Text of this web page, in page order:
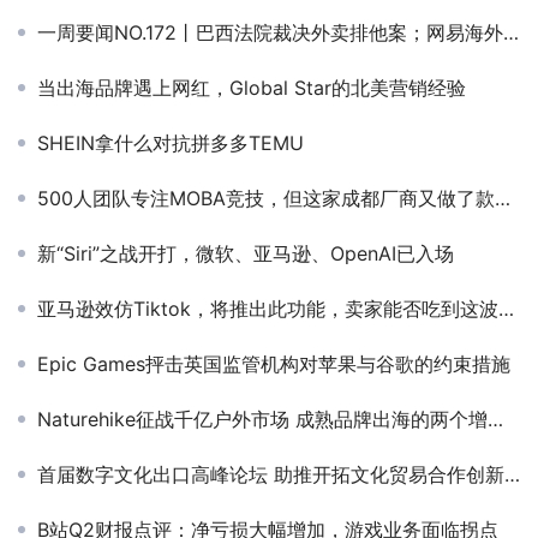
一周要闻NO.172丨巴西法院裁决外卖排他案；网易海外工作室在研3A游戏；阿里夸克“C计划”浮出水面；OpenAI收购前苹果团队
当出海品牌遇上网红，Global Star的北美营销经验
SHEIN拿什么对抗拼多多TEMU
500人团队专注MOBA竞技，但这家成都厂商又做了款二次元
新“Siri”之战开打，微软、亚马逊、OpenAI已入场
亚马逊效仿Tiktok，将推出此功能，卖家能否吃到这波流量红利？
Epic Games抨击英国监管机构对苹果与谷歌的约束措施
Naturehike征战千亿户外市场 成熟品牌出海的两个增长机会
首届数字文化出口高峰论坛 助推开拓文化贸易合作创新之路
B站Q2财报点评：净亏损大幅增加，游戏业务面临拐点